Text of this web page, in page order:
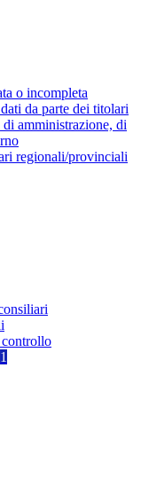
o incompleta
da parte dei titolari
amministrazione, di
regionali/provinciali
1